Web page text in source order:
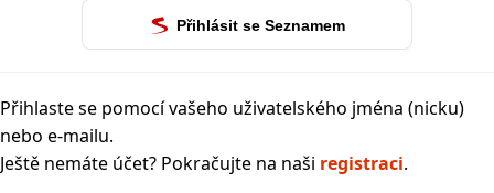
Přihlásit se Seznamem
Přihlaste se pomocí vašeho uživatelského jména (nicku)
nebo e-mailu.
Ještě nemáte účet? Pokračujte na naši registraci.